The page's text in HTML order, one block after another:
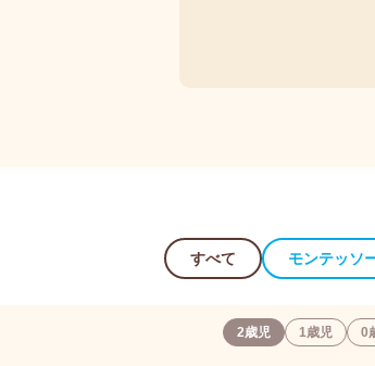
すべて モンテッソ
2歳児 1歳児 0